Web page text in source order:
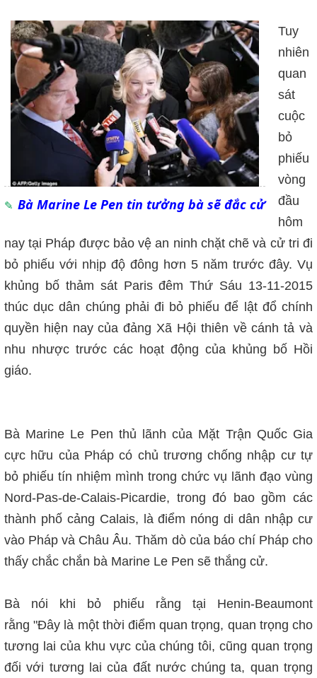
Bà Marine Le Pen tin tưởng bà sẽ đắc cử
Tuy
nhiên
quan
sát
cuộc
bỏ
phiếu
vòng
đầu
hôm
nay tại Pháp được bảo vệ an ninh chặt chẽ và cử tri đi
bỏ phiếu với nhịp độ đông hơn 5 năm trước đây. Vụ
khủng bố thảm sát Paris đêm Thứ Sáu 13-11-2015
thúc dục dân chúng phải đi bỏ phiếu để lật đổ chính
quyền hiện nay của đảng Xã Hội thiên về cánh tả và
nhu nhược trước các hoạt động của khủng bố Hồi
giáo.
Bà Marine Le Pen thủ lãnh của Mặt Trận Quốc Gia
cực hữu của Pháp có chủ trương chống nhập cư tự
bỏ phiếu tín nhiệm mình trong chức vụ lãnh đạo vùng
Nord-Pas-de-Calais-Picardie, trong đó bao gồm các
thành phố cảng Calais, là điểm nóng di dân nhập cư
vào Pháp và Châu Âu. Thăm dò của báo chí Pháp cho
thấy chắc chắn bà Marine Le Pen sẽ thắng cử.
Bà nói khi bỏ phiếu rằng tại Henin-Beaumont
rằng"Đây là một thời điểm quan trọng, quan trọng cho
tương lai của khu vực của chúng tôi, cũng quan trọng
đối với tương lai của đất nước chúng ta, quan trọng